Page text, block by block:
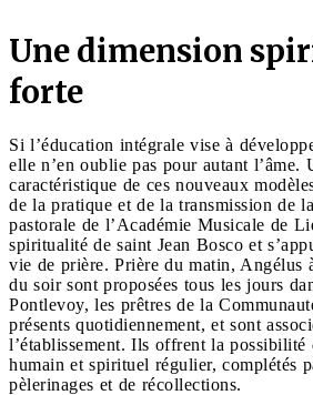
Une dimension
forte
Si l’éducation intégrale vise à
elle n’en oublie pas pour autant l’âme.
caractéristique de ces nouveaux
de la pratique et de la transmission de
pastorale de l’Académie Musicale de
spiritualité de saint Jean Bosco et
vie de prière. Prière du matin, Angélus
du soir sont proposées tous les jours
Pontlevoy, les prêtres de la
présents quotidiennement, et sont
l’établissement. Ils offrent la possibilité
humain et spirituel régulier, complétés
pèlerinages et de récollections.